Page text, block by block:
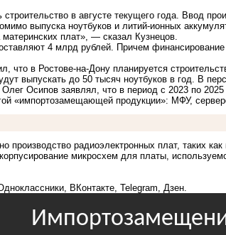
в августе текущего года. Ввод
выпуска ноутбуков и литий-ионных
плат», — сказал Кузнецов.
4 млрд рублей. Причем
что в Ростове-на-Дону планируется
выпускать до 50 тысяч ноутбуков в год. В
Олег Осипов заявлял , что в период с 2023 по
«импортозамещающей продукции»: МФУ,
производство радиоэлектронных плат, таких
микросхем для платы,
ВКонтакте Telegram Дзен